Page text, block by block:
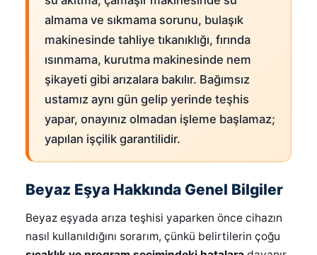
almama ve sıkmama sorunu, bulaşık
makinesinde tahliye tıkanıklığı, fırında
ısınmama, kurutma makinesinde nem
şikayeti gibi arızalara bakılır. Bağımsız
ustamız aynı gün gelip yerinde teşhis
yapar, onayınız olmadan işleme başlamaz;
yapılan işçilik garantilidir.
Beyaz Eşya Hakkında Genel Bilgiler
Beyaz eşyada arıza teşhisi yaparken önce cihazın
nasıl kullanıldığını sorarım, çünkü belirtilerin çoğu